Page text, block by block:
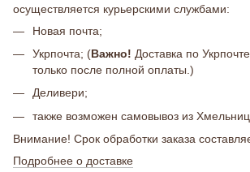
осуществляется курьерскими службами:
Новая почта;
Укрпочта; (Важно! Доставка по
только после полной оплаты.)
Деливери;
также возможен самовывоз из
Внимание! Срок обработки заказа
Подробнее о доставке